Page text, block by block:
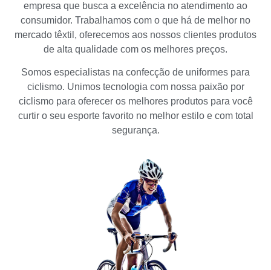
empresa que busca a excelência no atendimento ao
consumidor. Trabalhamos com o que há de melhor no
mercado têxtil, oferecemos aos nossos clientes produtos
de alta qualidade com os melhores preços.
Somos especialistas na confecção de uniformes para
ciclismo. Unimos tecnologia com nossa paixão por
ciclismo para oferecer os melhores produtos para você
curtir o seu esporte favorito no melhor estilo e com total
segurança.